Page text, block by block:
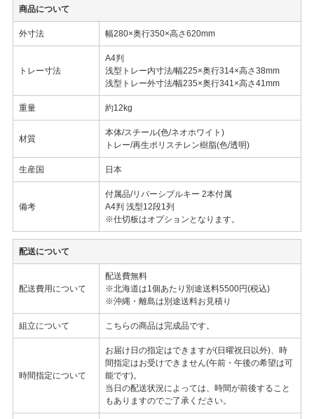
商品について
外寸法 幅280×奥行350×高さ620mm
トレー寸法
A4判
浅型トレー内寸法/幅225×奥行314×高さ38mm
浅型トレー外寸法/幅235×奥行341×高さ41mm
重量 約12kg
材質
本体/スチール(色/ネオホワイト)
トレー/再生ポリスチレン樹脂(色/透明)
生産国 日本
備考
付属品/リバーシブルキー 2本付属
A4判 浅型12段1列
※仕切板はオプションとなります。
配送について
配送費用について
配送費無料
※北海道は1個あたり別途送料5500円(税込)
※沖縄・離島は別途送料お見積り
組立について こちらの商品は完成品です。
時間指定について
お届け日の指定はできますが(日曜祝日以外)、時
間指定はお受けできません(午前・午後の希望は可
能です)。
当日の配送状況によっては、時間が前後すること
もありますのでご了承ください。